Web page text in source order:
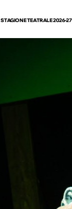
STAGIONE TEATRALE 2026-27